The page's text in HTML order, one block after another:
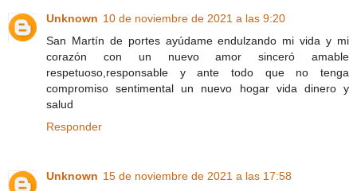
Unknown 10 de noviembre de 2021 a las 9:20
San Martín de portes ayúdame endulzando mi vida y mi
corazón con un nuevo amor sinceró amable
respetuoso,responsable y ante todo que no tenga
compromiso sentimental un nuevo hogar vida dinero y
salud
Responder
Unknown 15 de noviembre de 2021 a las 17:58